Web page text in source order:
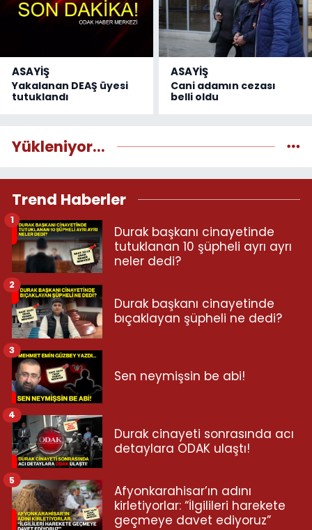
ASAYİŞ
Yakalanan DEAŞ üyesi
tutuklandı
ASAYİŞ
Cani adamın cezası
belli oldu
Yükleniyor...
Trend Haberler
Durak başkanı cinayetinde
tutuklanan 10 şüpheli ayrı ayrı
neler dedi?
1
Durak başkanı cinayetinde
bıçaklayan şüpheli ne dedi?
2
Sen neymişsin be abi!
3
Durak cinayeti sonrasında acı
detaylara ODAK ulaştı!
4
Afyonkarahisar’ın adını
kirletiyorlar: “İlgilileri harekete
geçmeye davet ediyoruz”
5